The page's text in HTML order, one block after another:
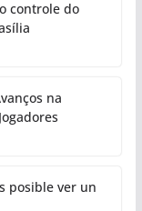
controle do
na
posible ver un